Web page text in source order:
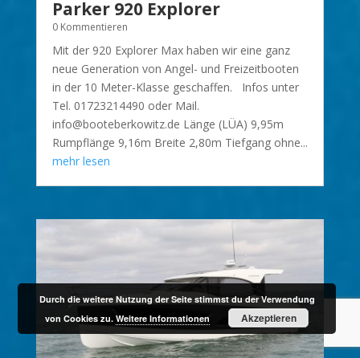
Parker 920 Explorer
0 Kommentieren
Mit der 920 Explorer Max haben wir eine ganz
neue Generation von Angel- und Freizeitbooten
in der 10 Meter-Klasse geschaffen. Infos unter
Tel. 01723214490 oder Mail.
info@booteberkowitz.de Länge (LÜA) 9,95m
Rumpflänge 9,16m Breite 2,80m Tiefgang ohne...
mehr lesen
Durch die weitere Nutzung der Seite stimmst du der Verwendung
von Cookies zu.Weitere Informationen Akzeptieren